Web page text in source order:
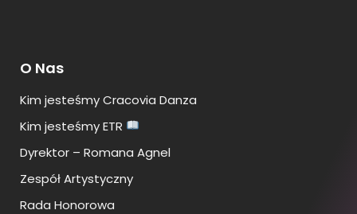
O Nas
Kim jesteśmy Cracovia Danza
Kim jesteśmy ETR
Dyrektor – Romana Agnel
Zespół Artystyczny
Rada Honorowa